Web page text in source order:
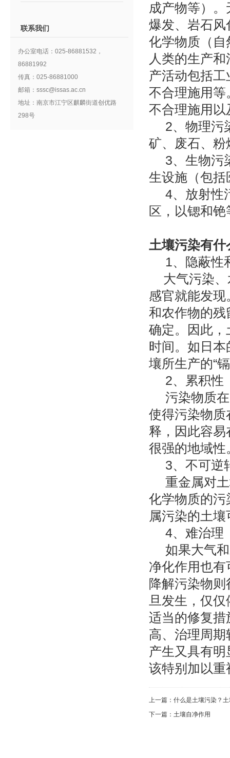
联系我们
办公室电话：025-86881532，
86881992
传真：025-86881000
邮箱：sssc@issas.ac.cn
地址：南京市江宁区麒麟街道创优路
298号
成产物等）
爆发、岩石
化学物质（
人类的生产
产活动包括
不合理施用
不合理施用
2、物理污
矿、废石、
3、生物污
生设施（包
4、放射性
区，以锶和
土壤污染有什
1、隐蔽性
大气污染
感官就能发
和农作物的
确定。因此
时间。如日本
壤所生产的“
2、累积性
污染物质
使得污染物
释，因此容
很强的地域性
3、不可逆
重金属对
化学物质的
属污染的土
4、难治理
如果大气
净化作用也
降解污染物
旦发生，仅
适当的修复
高、治理周
产生又具有
该特别加以重
上一篇： 什么是土壤污染？
下一篇： 土壤自净作用